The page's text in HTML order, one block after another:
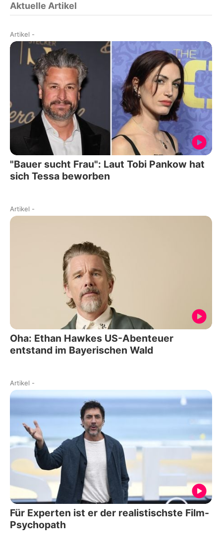
Aktuelle Artikel
Artikel -
"Bauer sucht Frau": Laut Tobi Pankow hat
sich Tessa beworben
Artikel -
Oha: Ethan Hawkes US-Abenteuer
entstand im Bayerischen Wald
Artikel -
Für Experten ist er der realistischste Film-
Psychopath